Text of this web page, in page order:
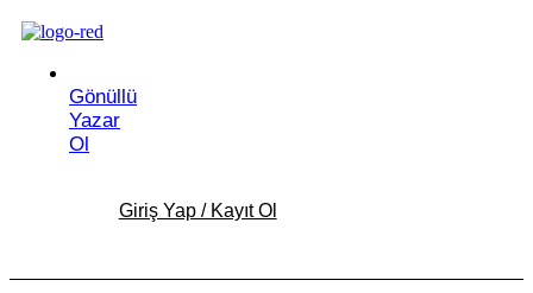
İçeriğe
atla
Gönüllü
Yazar
Ol
Giriş Yap / Kayıt Ol